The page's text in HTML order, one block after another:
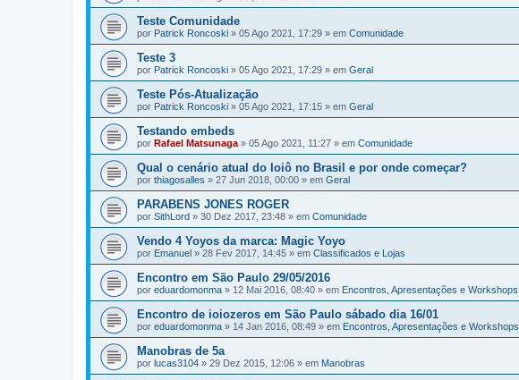
Teste Comunidade
por Patrick Roncoski » 05 Ago 2021, 17:29 » em Comunidade
Teste 3
por Patrick Roncoski » 05 Ago 2021, 17:29 » em Geral
Teste Pós-Atualização
por Patrick Roncoski » 05 Ago 2021, 17:15 » em Geral
Testando embeds
por Rafael Matsunaga » 05 Ago 2021, 11:27 » em Comunidade
Qual o cenário atual do Ioiô no Brasil e por onde começar?
por thiagosalles » 27 Jun 2018, 00:00 » em Geral
PARABENS JONES ROGER
por SithLord » 30 Dez 2017, 23:48 » em Comunidade
Vendo 4 Yoyos da marca: Magic Yoyo
por Emanuel » 28 Fev 2017, 14:45 » em Classificados e Lojas
Encontro em São Paulo 29/05/2016
por eduardomonma » 12 Mai 2016, 08:40 » em Encontros, Apresentações e Workshops
Encontro de ioiozeros em São Paulo sábado dia 16/01
por eduardomonma » 14 Jan 2016, 08:49 » em Encontros, Apresentações e Workshops
Manobras de 5a
por lucas3104 » 29 Dez 2015, 12:06 » em Manobras